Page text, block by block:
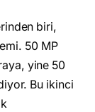
biri,
50 MP
yine 50
Bu ikinci